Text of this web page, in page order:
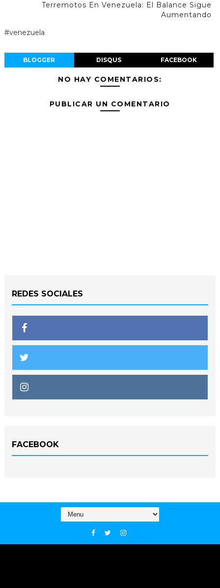
Terremotos En Venezuela: El Balance Sigue
Aumentando
#venezuela
BLOGGER DISQUS FACEBOOK
NO HAY COMENTARIOS:
PUBLICAR UN COMENTARIO
REDES SOCIALES
FACEBOOK